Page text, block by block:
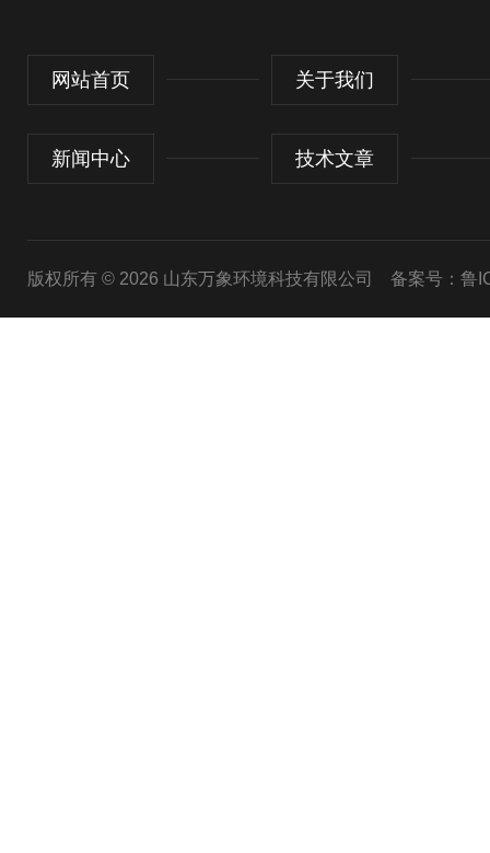
网站首页 关于我们
新闻中心 技术文章
版权所有 © 2026 山东万象环境科技有限公司 备案号：鲁